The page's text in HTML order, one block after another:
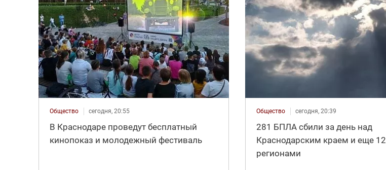
Общество сегодня, 20:55
В Краснодаре проведут бесплатный
кинопоказ и молодежный фестиваль
Общество сегодня, 20:39
281 БПЛА сбили за день над
Краснодарским краем и еще 12
регионами